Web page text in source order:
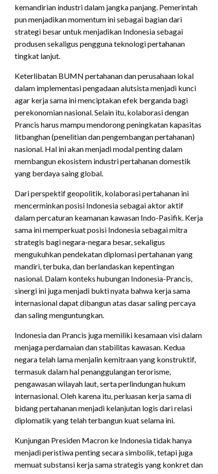
kemandirian industri dalam jangka panjang. Pemerintah
pun menjadikan momentum ini sebagai bagian dari
strategi besar untuk menjadikan Indonesia sebagai
produsen sekaligus pengguna teknologi pertahanan
tingkat lanjut.
Keterlibatan BUMN pertahanan dan perusahaan lokal
dalam implementasi pengadaan alutsista menjadi kunci
agar kerja sama ini menciptakan efek berganda bagi
perekonomian nasional. Selain itu, kolaborasi dengan
Prancis harus mampu mendorong peningkatan kapasitas
litbanghan (penelitian dan pengembangan pertahanan)
nasional. Hal ini akan menjadi modal penting dalam
membangun ekosistem industri pertahanan domestik
yang berdaya saing global.
Dari perspektif geopolitik, kolaborasi pertahanan ini
mencerminkan posisi Indonesia sebagai aktor aktif
dalam percaturan keamanan kawasan Indo-Pasifik. Kerja
sama ini memperkuat posisi Indonesia sebagai mitra
strategis bagi negara-negara besar, sekaligus
mengukuhkan pendekatan diplomasi pertahanan yang
mandiri, terbuka, dan berlandaskan kepentingan
nasional. Dalam konteks hubungan Indonesia-Prancis,
sinergi ini juga menjadi bukti nyata bahwa kerja sama
internasional dapat dibangun atas dasar saling percaya
dan saling menguntungkan.
Indonesia dan Prancis juga memiliki kesamaan visi dalam
menjaga perdamaian dan stabilitas kawasan. Kedua
negara telah lama menjalin kemitraan yang konstruktif,
termasuk dalam hal penanggulangan terorisme,
pengawasan wilayah laut, serta perlindungan hukum
internasional. Oleh karena itu, perluasan kerja sama di
bidang pertahanan menjadi kelanjutan logis dari relasi
diplomatik yang telah terbangun kuat selama ini.
Kunjungan Presiden Macron ke Indonesia tidak hanya
menjadi peristiwa penting secara simbolik, tetapi juga
memuat substansi kerja sama strategis yang konkret dan